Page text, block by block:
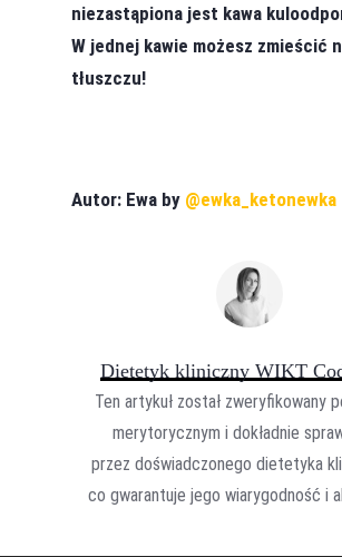
niezastąpiona jest kawa
W jednej kawie możesz zmieścić
tłuszczu!
Autor: Ewa by @ewka_ketonewka
Dietetyk kliniczny WIKT
Ten artykuł został zweryfikowany
merytorycznym i dokładnie
przez doświadczonego dietetyka
co gwarantuje jego wiarygodność i